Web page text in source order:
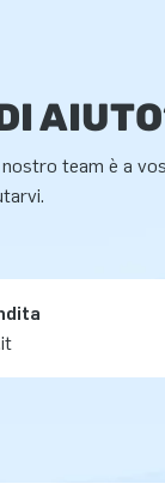
team è a